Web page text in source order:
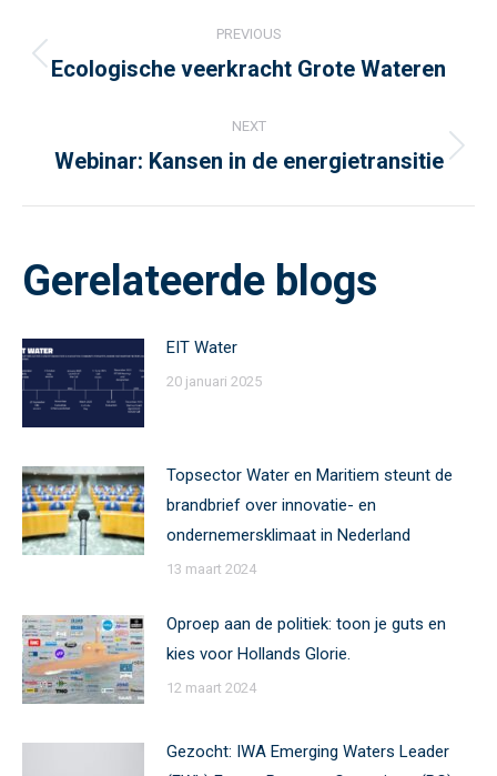
navigation
PREVIOUS
Previous
Ecologische veerkracht Grote Wateren
NEXT
Next
Webinar: Kansen in de energietransitie
Gerelateerde blogs
EIT Water
20 januari 2025
Topsector Water en Maritiem steunt de
brandbrief over innovatie- en
ondernemersklimaat in Nederland
13 maart 2024
Oproep aan de politiek: toon je guts en
kies voor Hollands Glorie.
12 maart 2024
Gezocht: IWA Emerging Waters Leader